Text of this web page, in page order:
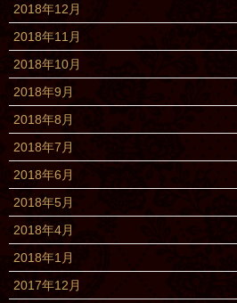
2018年12月
2018年11月
2018年10月
2018年9月
2018年8月
2018年7月
2018年6月
2018年5月
2018年4月
2018年1月
2017年12月